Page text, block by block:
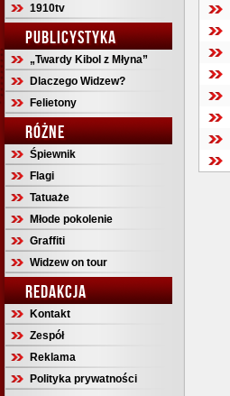
1910tv
PUBLICYSTYKA
„Twardy Kibol z Młyna”
Dlaczego Widzew?
Felietony
RÓŻNE
Śpiewnik
Flagi
Tatuaże
Młode pokolenie
Graffiti
Widzew on tour
REDAKCJA
Kontakt
Zespół
Reklama
Polityka prywatności